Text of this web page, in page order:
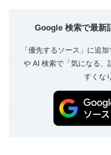
Google 検索で最新
「優先するソース」に追
や AI 検索で「気になる
すくな